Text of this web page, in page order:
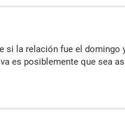
si la relación fue el domingo
es posiblemente que sea